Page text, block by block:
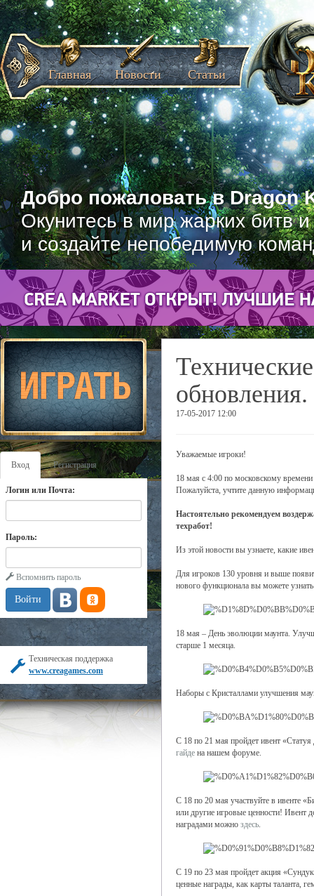
Добро пожаловать в Dragon
Окунитесь в мир жарких битв
и создайте непобедимую
Главная Новости Статьи
Вход Регистрация
Логин или Почта:
Пароль:
Вспомнить пароль
Техническая поддержка
www.creagames.com
обновления.
17-05-2017 12:00
Уважаемые игроки!
18 мая с 4:00 по московскому
Пожалуйста, учтите данную
Настоятельно рекомендуем
техработ!
Из этой новости вы узнаете, какие
Для игроков 130 уровня и выше
нового функционала вы можете
18 мая – День эволюции маунта.
старше 1 месяца.
Наборы с Кристаллами улучшения
С 18 по 21 мая пройдет ивент «Статуя
гайде на нашем форуме.
С 18 по 20 мая участвуйте в ивенте
или другие игровые ценности! Ивент
наградами можно здесь.
С 19 по 23 мая пройдет акция
ценные награды, как карты таланта,